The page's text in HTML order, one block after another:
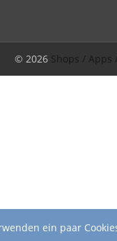
© 2026 Shops / Apps
ein paar